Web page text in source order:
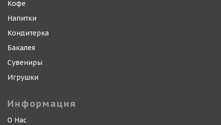
Кофе
Напитки
Кондитерка
Бакалея
Сувениры
Игрушки
Информация
О Нас